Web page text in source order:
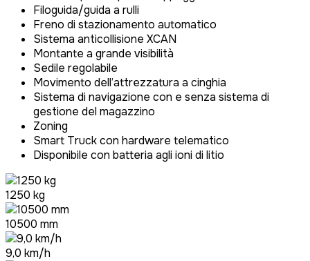
Filoguida/guida a rulli
Freno di stazionamento automatico
Sistema anticollisione XCAN
Montante a grande visibilità
Sedile regolabile
Movimento dell’attrezzatura a cinghia
Sistema di navigazione con e senza sistema di
gestione del magazzino
Zoning
Smart Truck con hardware telematico
Disponibile con batteria agli ioni di litio
1250 kg
10500 mm
9,0 km/h